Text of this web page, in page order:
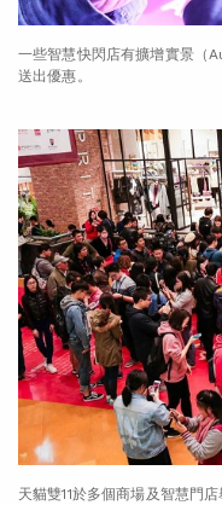
一些智慧快閃店有擴增實景（
送出優惠。
天貓雙11於多個商場及智慧門